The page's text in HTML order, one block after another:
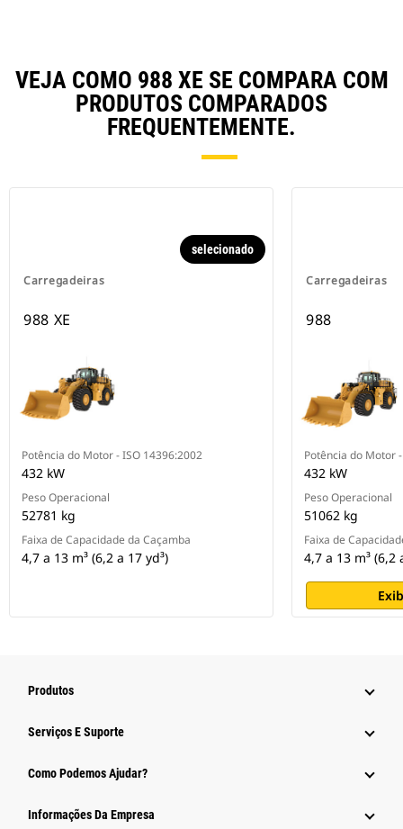
VEJA COMO 988 XE SE COMPARA COM
PRODUTOS COMPARADOS
FREQUENTEMENTE.
Carregadeiras
selecionado
988 XE
Potência do Motor - ISO 14396:2002
432 kW
Peso Operacional
52781 kg
Faixa de Capacidade da Caçamba
4,7 a 13 m³ (6,2 a 17 yd³)
Carregadeiras
988
Potência do Motor
432 kW
Peso Operacional
51062 kg
Faixa de
4,7 a 13 m³ (6,2
Produtos
Serviços E Suporte
Como Podemos Ajudar?
Informações Da Empresa